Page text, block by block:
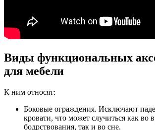
Виды функциональных
для мебели
К ним относят:
Боковые ограждения. Исключают
кровати, что может случиться как во
бодрствования, так и во сне.